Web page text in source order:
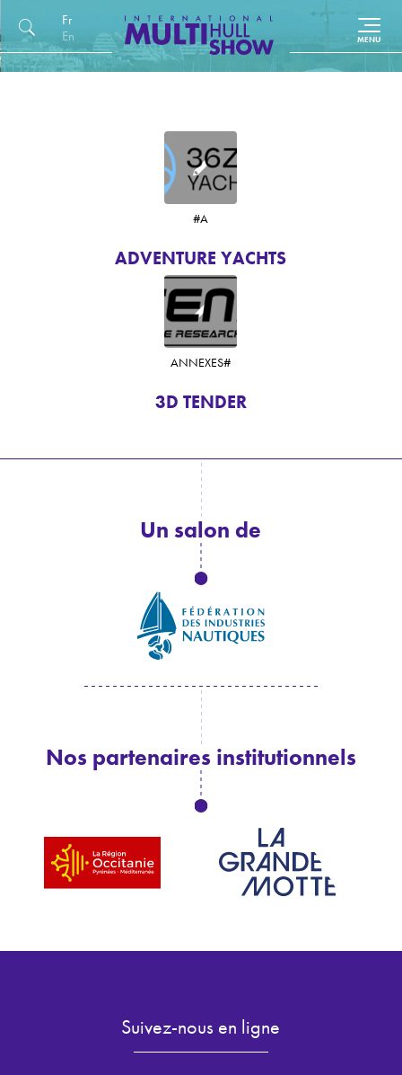
Français
English (UK)
ADVENTURE YACHTS
#A
3D TENDER
ANNEXES#
Nos partenaires institutionnels
Un salon de
Suivez-nous en ligne